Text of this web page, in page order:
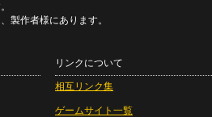
製作者様にあります。
リンクについて
相互リンク集
ゲームサイト一覧